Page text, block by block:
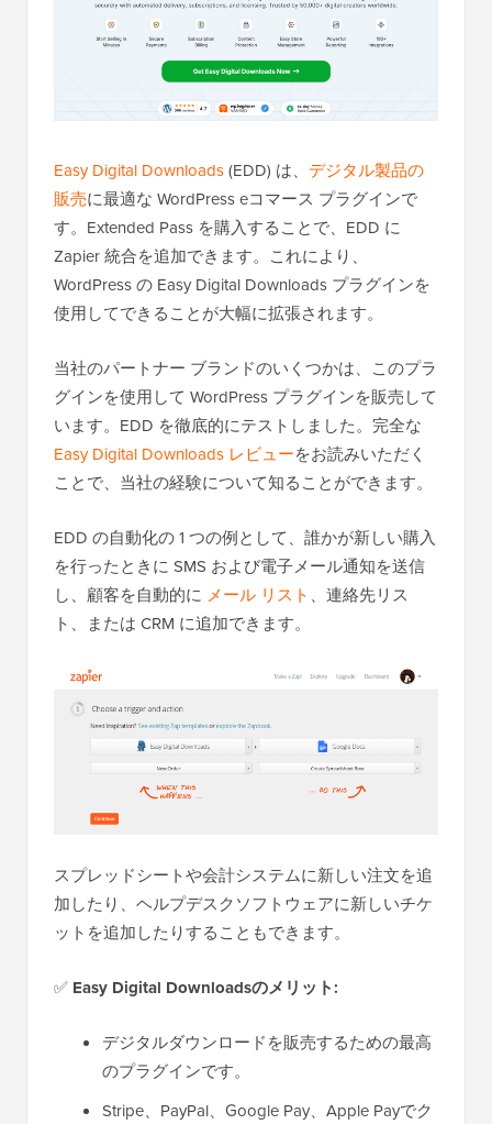
Easy Digital Downloads(EDD) は、 デジタル製品の
販売に最適な WordPress eコマース プラグインで
す。Extended Pass を購入することで、EDD に
Zapier 統合を追加できます。これにより、
WordPress の Easy Digital Downloads プラグインを
使用してできることが大幅に拡張されます。
当社のパートナー ブランドのいくつかは、このプラ
グインを使用して WordPress プラグインを販売して
います。EDD を徹底的にテストしました。完全な
Easy Digital Downloads レビューをお読みいただく
ことで、当社の経験について知ることができます。
EDD の自動化の 1 つの例として、誰かが新しい購入
を行ったときに SMS および電子メール通知を送信
し、顧客を自動的に メール リスト 、連絡先リス
ト、または CRM に追加できます。
スプレッドシートや会計システムに新しい注文を追
加したり、ヘルプデスクソフトウェアに新しいチケ
ットを追加したりすることもできます。
✅ Easy Digital Downloadsのメリット:
デジタルダウンロードを販売するための最高
のプラグインです。
Stripe、PayPal、Google Pay、Apple Payでク